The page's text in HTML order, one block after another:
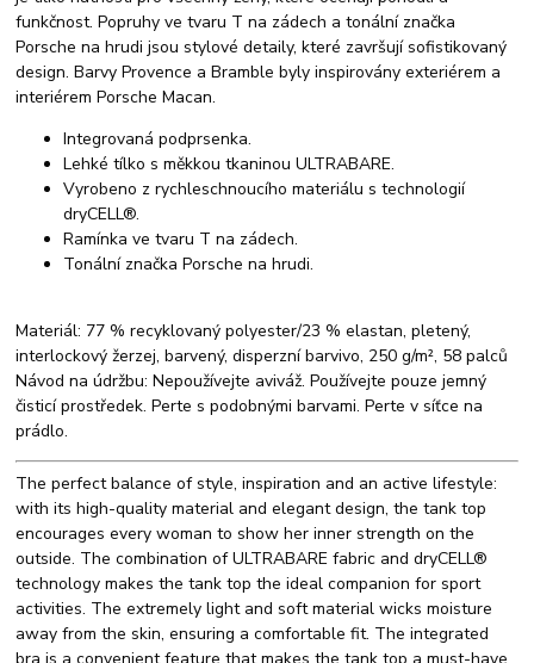
funkčnost. Popruhy ve tvaru T na zádech a tonální značka
Porsche na hrudi jsou stylové detaily, které završují sofistikovaný
design. Barvy Provence a Bramble byly inspirovány exteriérem a
interiérem Porsche Macan.
Integrovaná podprsenka.
Lehké tílko s měkkou tkaninou ULTRABARE.
Vyrobeno z rychleschnoucího materiálu s technologií
dryCELL®.
Ramínka ve tvaru T na zádech.
Tonální značka Porsche na hrudi.
Materiál: 77 % recyklovaný polyester/23 % elastan, pletený,
interlockový žerzej, barvený, disperzní barvivo, 250 g/m², 58 palců
Návod na údržbu: Nepoužívejte aviváž. Používejte pouze jemný
čisticí prostředek. Perte s podobnými barvami. Perte v síťce na
prádlo.
The perfect balance of style, inspiration and an active lifestyle:
with its high-quality material and elegant design, the tank top
encourages every woman to show her inner strength on the
outside. The combination of ULTRABARE fabric and dryCELL®
technology makes the tank top the ideal companion for sport
activities. The extremely light and soft material wicks moisture
away from the skin, ensuring a comfortable fit. The integrated